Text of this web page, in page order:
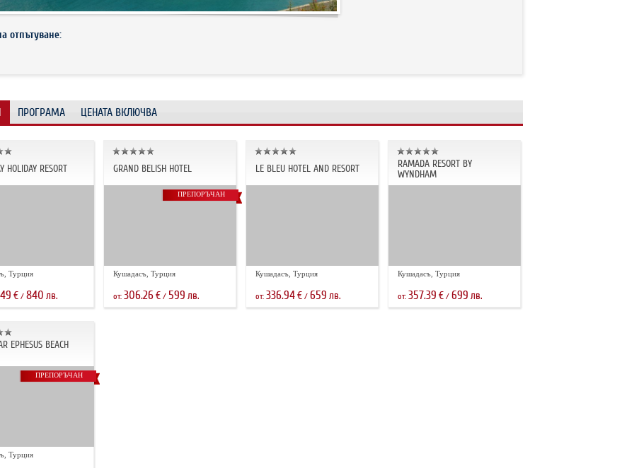
отпътуване:
ПРОГРАМА ЦЕНАТА ВКЛЮЧВА
HOLIDAY RESORT
Турция
€/ 840 лв.
GRAND BELISH HOTEL
ПРЕПОРЪЧАН
Кушадасъ, Турция
от: 306.26€/ 599 лв.
LE BLEU HOTEL AND RESORT
Кушадасъ, Турция
от: 336.94€/ 659 лв.
RAMADA RESORT BY
WYNDHAM
Кушадасъ, Турция
от: 357.39 €/ 699 лв.
EPHESUS BEACH
ПРЕПОРЪЧАН
Турция